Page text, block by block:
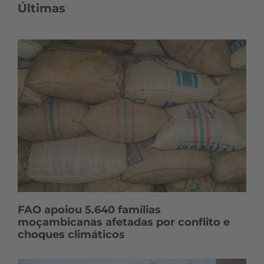
n
e
ú
d
o
s
Últimas
FAO apoiou 5.640 famílias
moçambicanas afetadas por conflito e
choques climáticos